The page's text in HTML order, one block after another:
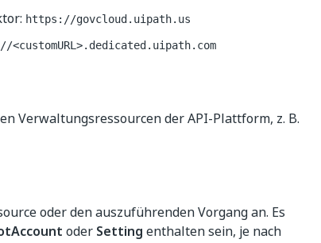
https://govcloud.uipath.us
<customURL>.dedicated.uipath.com
Verwaltungsressourcen der API-Plattform, z. B.
oder den auszuführenden Vorgang an. Es
oder Setting enthalten sein, je nach